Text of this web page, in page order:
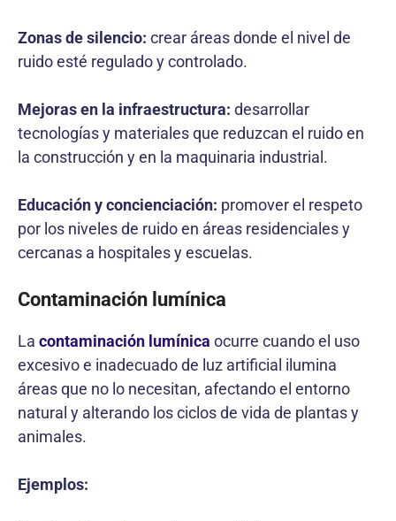
Zonas de silencio: crear áreas donde el nivel de
ruido esté regulado y controlado.
Mejoras en la infraestructura: desarrollar
tecnologías y materiales que reduzcan el ruido en
la construcción y en la maquinaria industrial.
Educación y concienciación: promover el respeto
por los niveles de ruido en áreas residenciales y
cercanas a hospitales y escuelas.
Contaminación lumínica
La contaminación lumínica ocurre cuando el uso
excesivo e inadecuado de luz artificial ilumina
áreas que no lo necesitan, afectando el entorno
natural y alterando los ciclos de vida de plantas y
animales.
Ejemplos: